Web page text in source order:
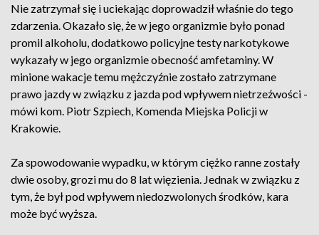
Nie zatrzymał się i uciekając doprowadził właśnie do tego
zdarzenia. Okazało się, że w jego organizmie było ponad
promil alkoholu, dodatkowo policyjne testy narkotykowe
wykazały w jego organizmie obecność amfetaminy. W
minione wakacje temu mężczyźnie zostało zatrzymane
prawo jazdy w związku z jazda pod wpływem nietrzeźwości -
mówi kom. Piotr Szpiech, Komenda Miejska Policji w
Krakowie.
Za spowodowanie wypadku, w którym ciężko ranne zostały
dwie osoby, grozi mu do 8 lat więzienia. Jednak w związku z
tym, że był pod wpływem niedozwolonych środków, kara
może być wyższa.